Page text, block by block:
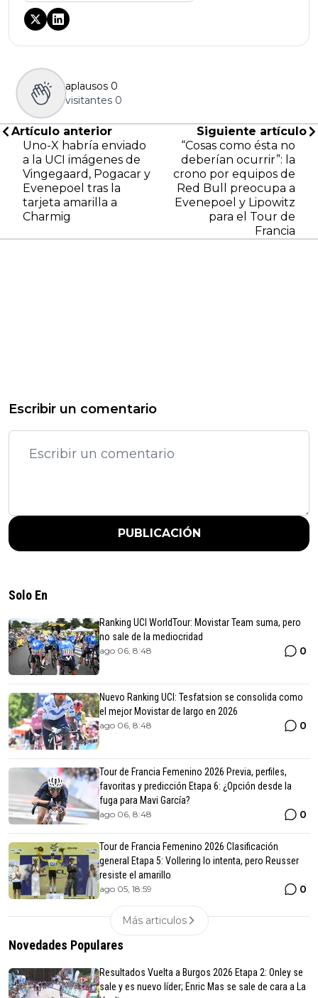
aplausos 0
visitantes 0
Artículo anterior
Uno-X habría enviado
a la UCI imágenes de
Vingegaard, Pogacar y
Evenepoel tras la
tarjeta amarilla a
Charmig
Siguiente artículo
“Cosas como ésta no
deberían ocurrir”: la
crono por equipos de
Red Bull preocupa a
Evenepoel y Lipowitz
para el Tour de
Francia
Escribir un comentario
PUBLICACIÓN
Solo En
Ranking UCI WorldTour: Movistar Team suma, pero
no sale de la mediocridad
ago 06, 8:48 0
Nuevo Ranking UCI: Tesfatsion se consolida como
el mejor Movistar de largo en 2026
ago 06, 8:48 0
Tour de Francia Femenino 2026 Previa, perfiles,
favoritas y predicción Etapa 6: ¿Opción desde la
fuga para Mavi García?
ago 06, 8:48 0
Tour de Francia Femenino 2026 Clasificación
general Etapa 5: Vollering lo intenta, pero Reusser
resiste el amarillo
ago 05, 18:59 0
Más articulos
Novedades Populares
Resultados Vuelta a Burgos 2026 Etapa 2: Onley se
sale y es nuevo líder; Enric Mas se sale de cara a La